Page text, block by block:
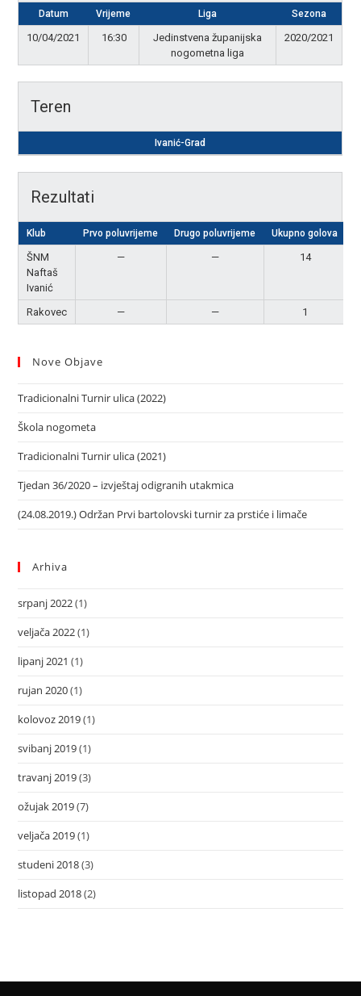
Datum Vrijeme Liga Sezona
10/04/2021 16:30
Jedinstvena županijska
nogometna liga
2020/2021
Teren
Ivanić-Grad
Rezultati
Klub Prvo poluvrijeme Drugo poluvrijeme Ukupno golova
ŠNM
Naftaš
Ivanić
— — 14
Rakovec — — 1
Nove Objave
Tradicionalni Turnir ulica (2022)
Škola nogometa
Tradicionalni Turnir ulica (2021)
Tjedan 36/2020 – izvještaj odigranih utakmica
(24.08.2019.) Održan Prvi bartolovski turnir za prstiće i limače
Arhiva
srpanj 2022(1)
veljača 2022(1)
lipanj 2021 (1)
rujan 2020(1)
kolovoz 2019(1)
svibanj 2019(1)
travanj 2019(3)
ožujak 2019(7)
veljača 2019(1)
studeni 2018(3)
listopad 2018(2)